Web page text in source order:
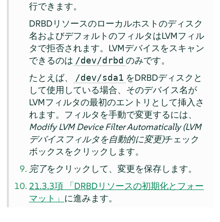
行できます。
DRBDリソースのローカルホストのディスク
名およびデフォルトのフィルタはLVMフィル
タで拒否されます。LVMデバイスをスキャン
できるのは /dev/drbd のみです。
たとえば、
/dev/sda1 をDRBDディスクと
して使用している場合、そのデバイス名が
LVMフィルタの最初のエントリとして挿入さ
れます。フィルタを手動で変更するには、
Modify LVM Device Filter Automatically (LVM
デバイスフィルタを自動的に変更)チェック
ボックスをクリックします。
完了をクリックして、変更を保存します。
21.3.3項 「DRBDリソースの初期化とフォー
マット」 に進みます。